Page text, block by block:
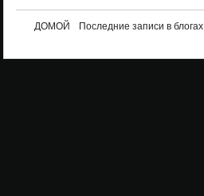
ДОМОЙ Последние записи в блогах